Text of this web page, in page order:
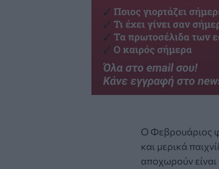
Ο Φεβρουάριος
και μερικά
αποχωρούν